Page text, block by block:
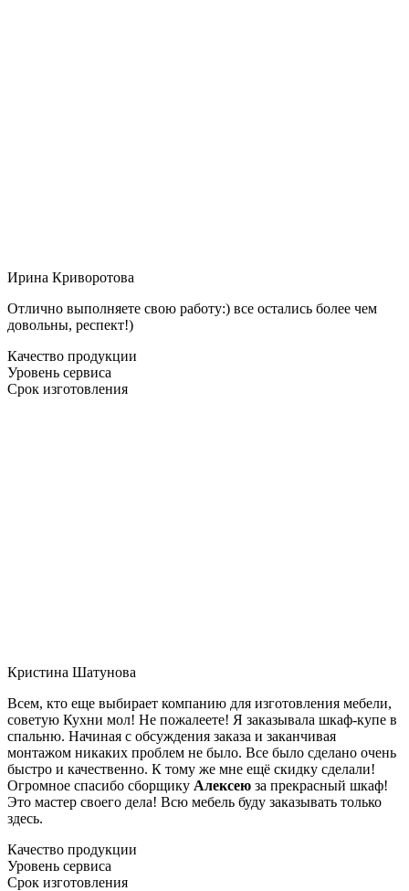
Ирина Криворотова
Отлично выполняете свою работу:) все остались более чем
довольны, респект!)
Качество продукции
Уровень сервиса
Срок изготовления
Кристина Шатунова
Всем, кто еще выбирает компанию для изготовления мебели,
советую Кухни мол! Не пожалеете! Я заказывала шкаф-купе в
спальню. Начиная с обсуждения заказа и заканчивая
монтажом никаких проблем не было. Все было сделано очень
быстро и качественно. К тому же мне ещё скидку сделали!
Огромное спасибо сборщику Алексею за прекрасный шкаф!
Это мастер своего дела! Всю мебель буду заказывать только
здесь.
Качество продукции
Уровень сервиса
Срок изготовления